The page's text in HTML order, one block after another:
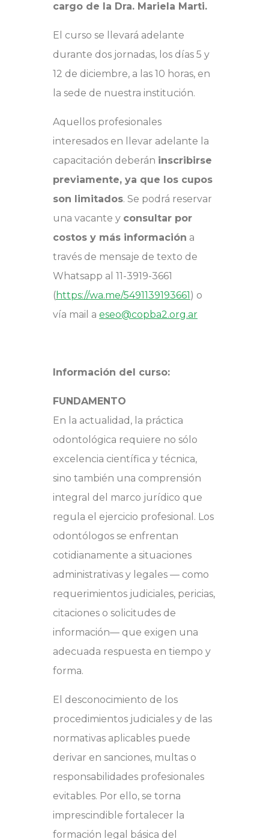
cargo de la Dra. Mariela Marti.
El curso se llevará adelante
durante dos jornadas, los días 5 y
12 de diciembre, a las 10 horas, en
la sede de nuestra institución.
Aquellos profesionales
interesados en llevar adelante la
capacitación deberán inscribirse
previamente, ya que los cupos
son limitados. Se podrá reservar
una vacante y consultar por
costos y más información a
través de mensaje de texto de
Whatsapp al 11-3919-3661
(https://wa.me/5491139193661) o
vía mail a eseo@copba2.org.ar
Información del curso:
FUNDAMENTO
En la actualidad, la práctica
odontológica requiere no sólo
excelencia científica y técnica,
sino también una comprensión
integral del marco jurídico que
regula el ejercicio profesional. Los
odontólogos se enfrentan
cotidianamente a situaciones
administrativas y legales — como
requerimientos judiciales, pericias,
citaciones o solicitudes de
información— que exigen una
adecuada respuesta en tiempo y
forma.
El desconocimiento de los
procedimientos judiciales y de las
normativas aplicables puede
derivar en sanciones, multas o
responsabilidades profesionales
evitables. Por ello, se torna
imprescindible fortalecer la
formación legal básica del